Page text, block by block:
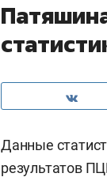
Данные
результатов